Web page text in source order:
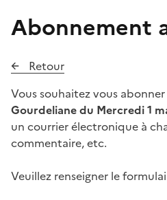
Abonnement
Retour
Vous souhaitez vous
Gourdeliane du Mercredi 1
un courrier électronique à
commentaire, etc.
Veuillez renseigner le